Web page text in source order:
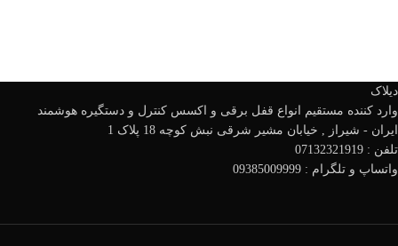
دیلاک
وارد کننده مستقیم انواع قفل برقی و اکسس کنترل و دستگیره هوشمند
ایران - شیراز , خیابان مشیر شرقی نبش کوچه 18 پلاک 1
تلفن : 07132321919
واتساپ و تلگرام : 09385009999